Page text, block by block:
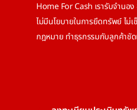
Home For Cash เรารับจำนอง
ไม่มีนโยบายในการยึดทรัพย์ ไม่
กฎหมาย ทำธุรกรรมกับลูกค้าชั